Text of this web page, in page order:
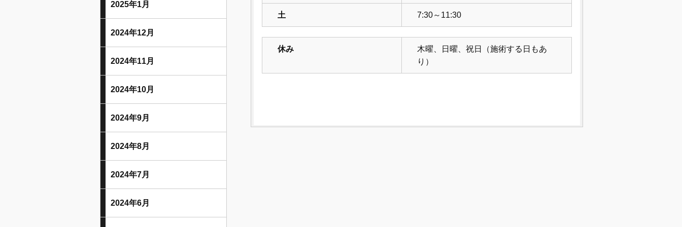
土 7:30～11:30
休み
木曜、日曜、祝日（施術する日もあ
り）
2025年1月
2024年12月
2024年11月
2024年10月
2024年9月
2024年8月
2024年7月
2024年6月